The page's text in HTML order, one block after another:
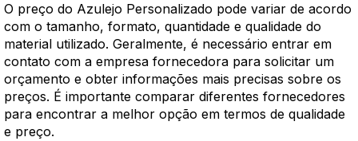
O preço do Azulejo Personalizado pode variar de acordo
com o tamanho, formato, quantidade e qualidade do
material utilizado. Geralmente, é necessário entrar em
contato com a empresa fornecedora para solicitar um
orçamento e obter informações mais precisas sobre os
preços. É importante comparar diferentes fornecedores
para encontrar a melhor opção em termos de qualidade
e preço.